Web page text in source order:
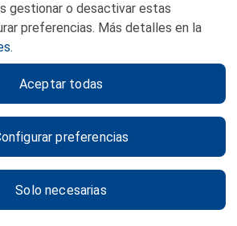
POLITICA DE PRIVACIDAD
POLITICA DE COOKIES
CANAL DE ÉTICA
gestionar o desactivar estas
preferencias. Más detalles en la
preferencias
Solo necesarias
Aceptar todas